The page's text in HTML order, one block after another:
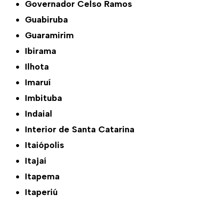
Governador Celso Ramos
Guabiruba
Guaramirim
Ibirama
Ilhota
Imaruí
Imbituba
Indaial
Interior de Santa Catarina
Itaiópolis
Itajaí
Itapema
Itaperiú